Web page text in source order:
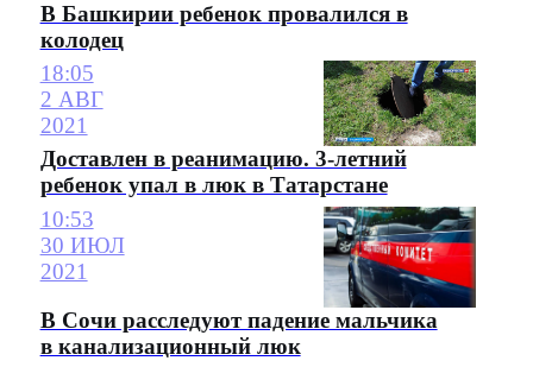
В Башкирии ребенок провалился в
колодец
18:05
2 АВГ
2021
Доставлен в реанимацию. 3-летний
ребенок упал в люк в Татарстане
10:53
30 ИЮЛ
2021
В Сочи расследуют падение мальчика
в канализационный люк